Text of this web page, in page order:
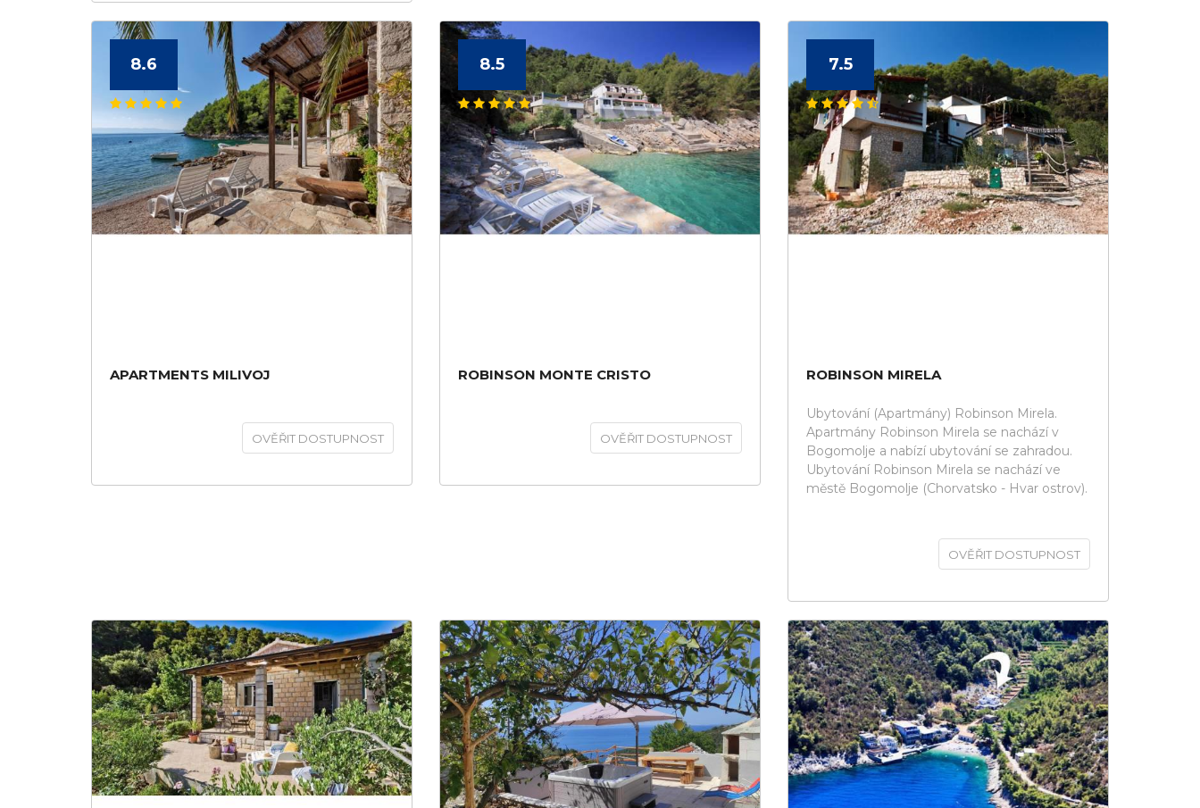
8.6
APARTMENTS MILIVOJ
OVĚŘIT DOSTUPNOST
8.5
ROBINSON MONTE CRISTO
OVĚŘIT DOSTUPNOST
7.5
ROBINSON MIRELA
Ubytování (Apartmány) Robinson Mirela.
Apartmány Robinson Mirela se nachází v
Bogomolje a nabízí ubytování se zahradou.
Ubytování Robinson Mirela se nachází ve
městě Bogomolje (Chorvatsko - Hvar ostrov).
OVĚŘIT DOSTUPNOST